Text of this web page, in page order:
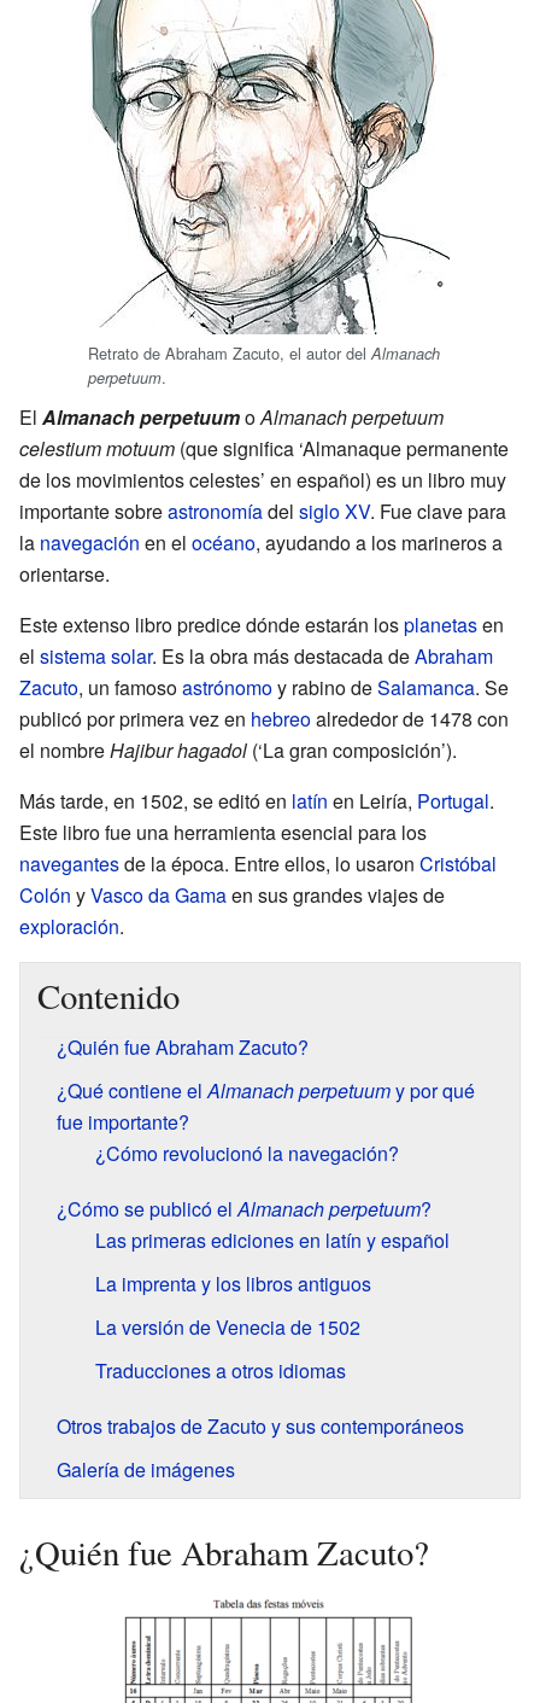
Retrato de Abraham Zacuto, el autor delAlmanach
perpetuum.
El Almanach perpetuumoAlmanach perpetuum
celestium motuum (que significa ‘Almanaque permanente
de los movimientos celestes’ en español) es un libro muy
importante sobreastronomíadel siglo XV. Fue clave para
la navegación en el océano, ayudando a los marineros a
orientarse.
Este extenso libro predice dónde estarán losplanetasen
el sistema solar. Es la obra más destacada deAbraham
Zacuto, un famosoastrónomoy rabino deSalamanca. Se
publicó por primera vez en hebreoalrededor de 1478 con
el nombreHajibur hagadol (‘La gran composición’).
Más tarde, en 1502, se editó en latín en Leiría, Portugal.
Este libro fue una herramienta esencial para los
navegantesde la época. Entre ellos, lo usaron Cristóbal
Colón yVasco da Gamaen sus grandes viajes de
exploración.
Contenido
¿Quién fue Abraham Zacuto?
¿Qué contiene elAlmanach perpetuumy por qué
fue importante?
¿Cómo revolucionó la navegación?
¿Cómo se publicó elAlmanach perpetuum?
Las primeras ediciones en latín y español
La imprenta y los libros antiguos
La versión de Venecia de 1502
Traducciones a otros idiomas
Otros trabajos de Zacuto y sus contemporáneos
Galería de imágenes
¿Quién fue Abraham Zacuto?